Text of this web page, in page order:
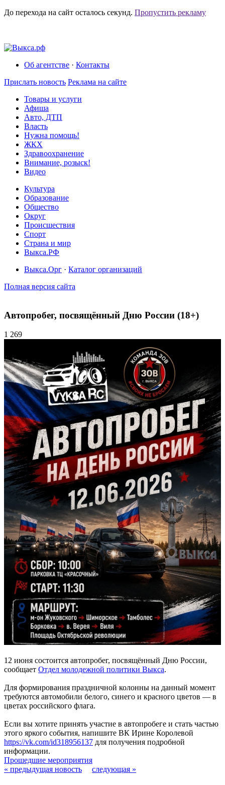
До перехода на сайт осталось секунд. Пропустить рекламу
Об агентстве · Контакты
Прислать новость Реклама на сайте
Товары и услуги
Афиша
Авто, ДТП
Власть
Нужна помощь!
ЖКХ
Здравоохранение
Внимание, розыск!
Видео
Культура
Образование
Общество
Округ
Происшествия
Спорт
Страна и мир
Выкса.РФ
Выкса.Орг · Каталог организаций
Полная версия сайта
Автопробег, посвящённый Дню России (18+)
1 269
12 июня состоится автопробег, посвящённый Дню России,
сообщает Отдел молодежной политики Выкса.
Для формирования праздничной колонны на данный момент
требуются автомобили белого, синего и красного цветов — в
цветах российского флага.
Если вы хотите принять участие в автопробеге и стать частью
этого яркого события, напишите ВК Ирине Королевой
https://vk.com/id318956137 для получения подробной
информации.
Прошедшие мероприятия
« предыдущая новость
следующая »